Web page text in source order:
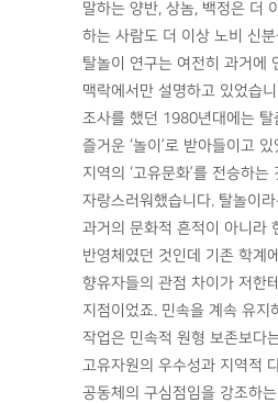
말하는 양반, 상놈, 백정은 더
하는 사람도 더 이상 노비 신분
탈놀이 연구는 여전히 과거에
맥락에서만 설명하고 있었습
조사를 했던 1980년대에는 탈
즐거운 ‘놀이’로 받아들이고
지역의 ‘고유문화’를 전승하는
자랑스러워했습니다. 탈놀이
과거의 문화적 흔적이 아니라
반영체였던 것인데 기존 학계
향유자들의 관점 차이가 저한
지점이었죠. 민속을 계속 유지
작업은 민속적 원형 보존보다
고유자원의 우수성과 지역적
공동체의 구심점임을 강조하